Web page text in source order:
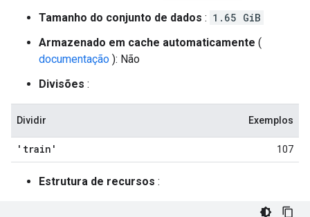
Tamanho do conjunto de dados : 1.65 GiB
Armazenado em cache automaticamente (
documentação ): Não
Divisões :
Dividir Exemplos
'train' 107
Estrutura de recursos :